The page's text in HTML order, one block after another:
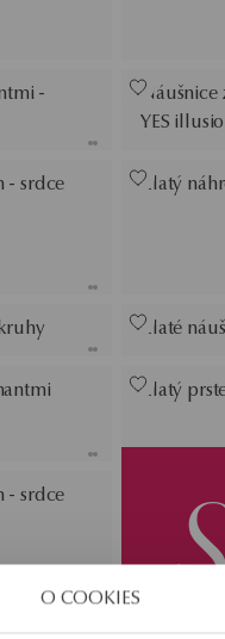
O COOKIES
-
Náušnice
YES
- srdce Zlatý
Zlaté
Zlatý
- srdce